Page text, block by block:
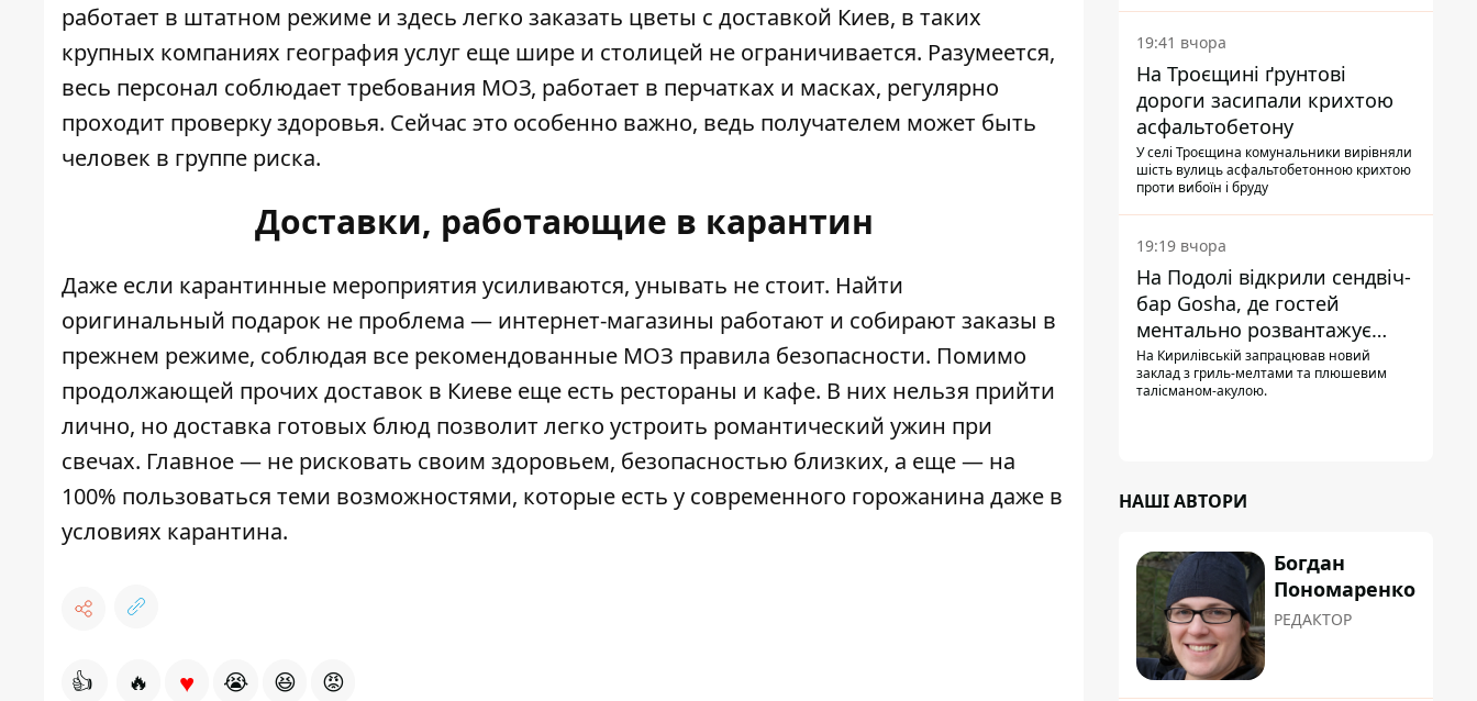
работает в штатном режиме и здесь легко заказать цветы с доставкой Киев, в таких
крупных компаниях география услуг еще шире и столицей не ограничивается. Разумеется,
весь персонал соблюдает требования МОЗ, работает в перчатках и масках, регулярно
проходит проверку здоровья. Сейчас это особенно важно, ведь получателем может быть
человек в группе риска.
Доставки, работающие в карантин
Даже если карантинные мероприятия усиливаются, унывать не стоит. Найти
оригинальный подарок не проблема — интернет-магазины работают и собирают заказы в
прежнем режиме, соблюдая все рекомендованные МОЗ правила безопасности. Помимо
продолжающей прочих доставок в Киеве еще есть рестораны и кафе. В них нельзя прийти
лично, но доставка готовых блюд позволит легко устроить романтический ужин при
свечах. Главное — не рисковать своим здоровьем, безопасностью близких, а еще — на
100% пользоваться теми возможностями, которые есть у современного горожанина даже в
условиях карантина.
👍 🔥 ♥ 😭 😆 😡
19:41 вчора
На Троєщині ґрунтові
дороги засипали крихтою
асфальтобетону
У селі Троєщина комунальники вирівняли
шість вулиць асфальтобетонною крихтою
проти вибоїн і бруду
19:19 вчора
На Подолі відкрили сендвіч-
бар Gosha, де гостей
ментально розвантажує
акула
На Кирилівській запрацював новий
заклад з гриль-мелтами та плюшевим
талісманом-акулою.
НАШІ АВТОРИ
Богдан
Пономаренко
РЕДАКТОР